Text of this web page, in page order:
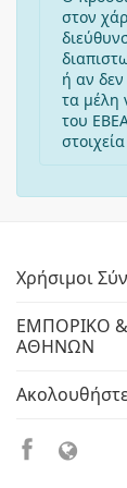
στον
ή αν
τα μέλη
του
Χρήσιμοι
ΕΜΠΟΡΙΚΟ
ΑΘΗΝΩΝ